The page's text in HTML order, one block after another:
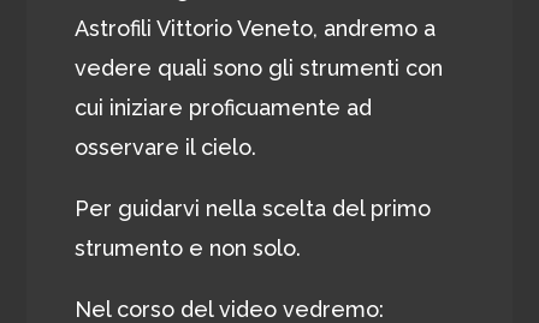
Astrofili Vittorio Veneto, andremo a
vedere quali sono gli strumenti con
cui iniziare proficuamente ad
osservare il cielo.
Per guidarvi nella scelta del primo
strumento e non solo.
Nel corso del video vedremo: